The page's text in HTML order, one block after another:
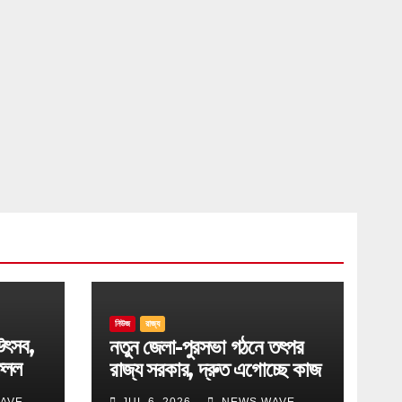
নিউজ রাজ্য
নতুন জেলা-পুরসভা গঠনে তৎপর
রাজ্য সরকার, দ্রুত এগোচ্ছে কাজ